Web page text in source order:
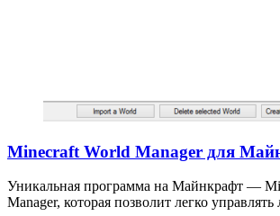
Minecraft World Manager для
Уникальная программа на Майнкрафт —
Manager, которая позволит легко